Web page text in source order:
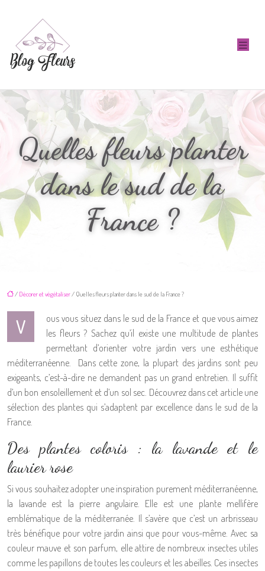
Quelles fleurs planter
dans le sud de la
France ?
/ Décorer et végétaliser/ Quelles fleurs planter dans le sud de la France ?
V
ous vous situez dans le sud de la France et que vous aimez
les fleurs ? Sachez qu’il existe une multitude de plantes
permettant d’orienter votre jardin vers une esthétique
méditerranéenne. Dans cette zone, la plupart des jardins sont peu
exigeants, c’est-à-dire ne demandent pas un grand entretien. Il suffit
d’un bon ensoleillement et d’un sol sec. Découvrez dans cet article une
sélection des plantes qui s’adaptent par excellence dans le sud de la
France.
Des plantes coloris : la lavande et le
laurier rose
Si vous souhaitez adopter une inspiration purement méditerranéenne,
la lavande est la pierre angulaire. Elle est une plante mellifère
emblématique de la méditerranée. Il s’avère que c’est un arbrisseau
très bénéfique pour votre jardin ainsi que pour vous-même. Avec sa
couleur mauve et son parfum, elle attire de nombreux insectes utiles
comme les papillons de toutes les couleurs et les abeilles. Ces insectes